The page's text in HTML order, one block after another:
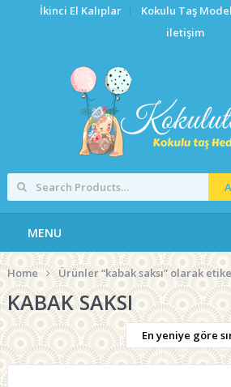
İkinci El Kalıplar Kokulu Taş
iletişim
MENU
Home Ürünler “kabak saksı” olarak
KABAK SAKSI